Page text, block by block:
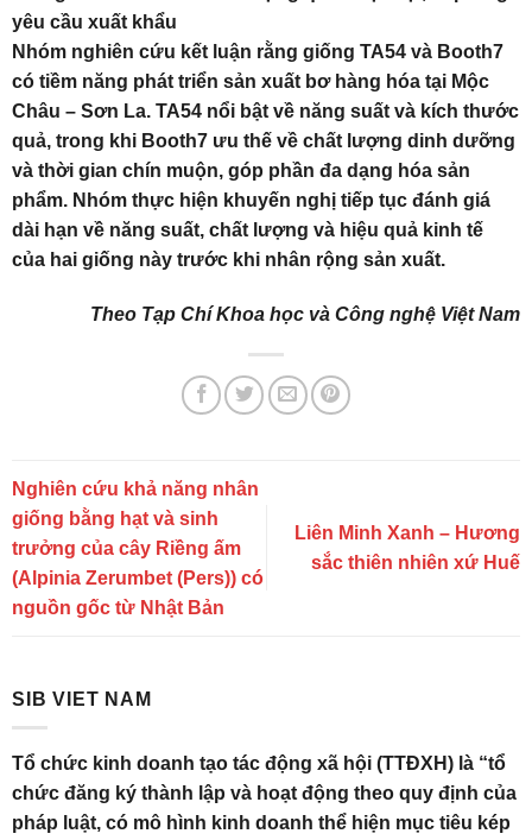
yêu cầu xuất khẩu
Nhóm nghiên cứu kết luận rằng giống TA54 và Booth7
có tiềm năng phát triển sản xuất bơ hàng hóa tại Mộc
Châu – Sơn La. TA54 nổi bật về năng suất và kích thước
quả, trong khi Booth7 ưu thế về chất lượng dinh dưỡng
và thời gian chín muộn, góp phần đa dạng hóa sản
phẩm. Nhóm thực hiện khuyến nghị tiếp tục đánh giá
dài hạn về năng suất, chất lượng và hiệu quả kinh tế
của hai giống này trước khi nhân rộng sản xuất.
Theo Tạp Chí Khoa học và Công nghệ Việt Nam
Nghiên cứu khả năng nhân
giống bằng hạt và sinh
trưởng của cây Riềng ấm
(Alpinia Zerumbet (Pers)) có
nguồn gốc từ Nhật Bản
Liên Minh Xanh – Hương
sắc thiên nhiên xứ Huế
SIB VIET NAM
Tổ chức kinh doanh tạo tác động xã hội (TTĐXH) là “tổ
chức đăng ký thành lập và hoạt động theo quy định của
pháp luật, có mô hình kinh doanh thể hiện mục tiêu kép